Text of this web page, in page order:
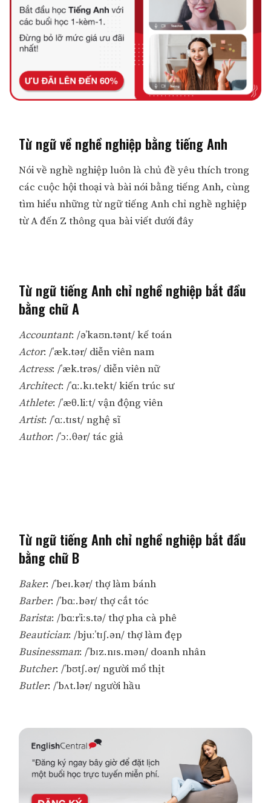
Từ ngữ về nghề nghiệp bằng tiếng Anh
Nói về nghề nghiệp luôn là chủ đề yêu thích trong
các cuộc hội thoại và bài nói bằng tiếng Anh, cùng
tìm hiểu những từ ngữ tiếng Anh chỉ nghề nghiệp
từ A đến Z thông qua bài viết dưới đây
Từ ngữ tiếng Anh chỉ nghề nghiệp bắt đầu
bằng chữ A
Accountant: /əˈkaʊn.tənt/ kế toán
Actor: /ˈæk.tər/ diễn viên nam
Actress: /ˈæk.trəs/ diễn viên nữ
Architect: /ˈɑː.kɪ.tekt/ kiến trúc sư
Athlete: /ˈæθ.liːt/ vận động viên
Artist: /ˈɑː.tɪst/ nghệ sĩ
Author: /ˈɔː.θər/ tác giả
Từ ngữ tiếng Anh chỉ nghề nghiệp bắt đầu
bằng chữ B
Baker: /ˈbeɪ.kər/ thợ làm bánh
Barber: /ˈbɑː.bər/ thợ cắt tóc
Barista: /bɑːrˈiːs.tə/ thợ pha cà phê
Beautician: /bjuːˈtɪʃ.ən/ thợ làm đẹp
Businessman: /ˈbɪz.nɪs.mən/ doanh nhân
Butcher: /ˈbʊtʃ.ər/ người mổ thịt
Butler: /ˈbʌt.lər/ người hầu